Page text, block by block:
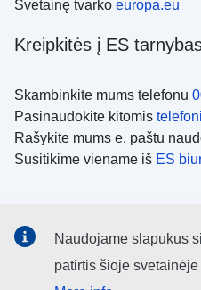
Svetainę tvarko europa.eu
Kreipkitės į ES
Skambinkite mums telefonu
Pasinaudokite kitomis
Rašykite mums e. paštu
Susitikime viename iš ES
socialinių tinklų kanalai
Naudojame slapukus
patirtis šioje